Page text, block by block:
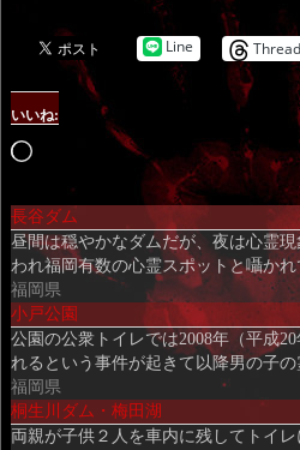
Line
いいね:
読
込
み
中…
長谷ダム
昼間は穏やかなダムだが、夜は心霊
われ福岡有数の心霊スポットと囁か
福岡県
小戸公園
公園の公衆トイレでは2008年（平成
れるという事件が起きて以降男の子
福岡県
桐生川ダム・梅田湖
両親が子供２人を車内に残してトイ